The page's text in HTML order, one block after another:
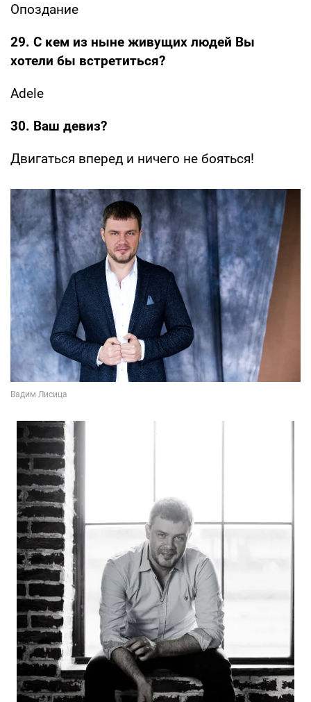
Опоздание
29. С кем из ныне живущих людей Вы
хотели бы встретиться?
Adele
30. Ваш девиз?
Двигаться вперед и ничего не бояться!